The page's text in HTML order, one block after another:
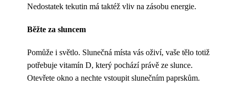
Nedostatek tekutin má taktéž vliv na zásobu energie.
Běžte za sluncem
Pomůže i světlo. Slunečná místa vás oživí, vaše tělo totiž
potřebuje vitamín D, který pochází právě ze slunce.
Otevřete okno a nechte vstoupit slunečním paprskům.